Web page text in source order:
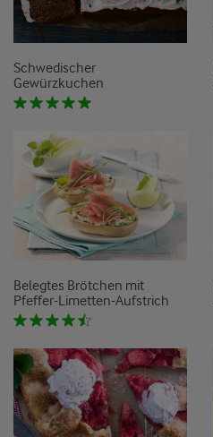
Schwedischer
Gewürzkuchen
Belegtes Brötchen mit
Pfeffer-Limetten-Aufstrich